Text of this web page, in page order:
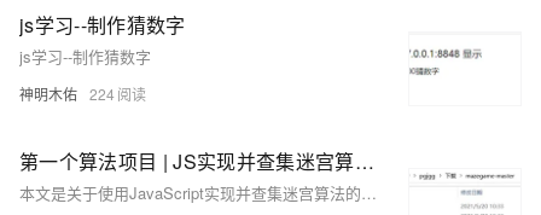
js学习--制作猜数字
js学习--制作猜数字
神明木佑 224
第一个算法项目 | JS实现并查集迷宫算法Demo学习
本文是关于使用JavaScript实现并查集迷宫算法的中国象棋demo的学习记录，包括项目运行方法、知识点梳理、代码赏析以及相关CSS样式表文件的介绍。